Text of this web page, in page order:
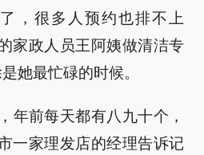
，很多人预约也排不上
家政人员王阿姨做清洁专
她最忙碌的时候。
年前每天都有八九十个，
一家理发店的经理告诉记